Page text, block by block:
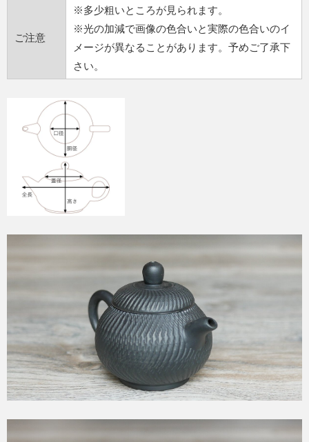
ご注意
※多少粗いところが見られます。
※光の加減で画像の色合いと実際の色合いのイ
メージが異なることがあります。予めご了承下
さい。